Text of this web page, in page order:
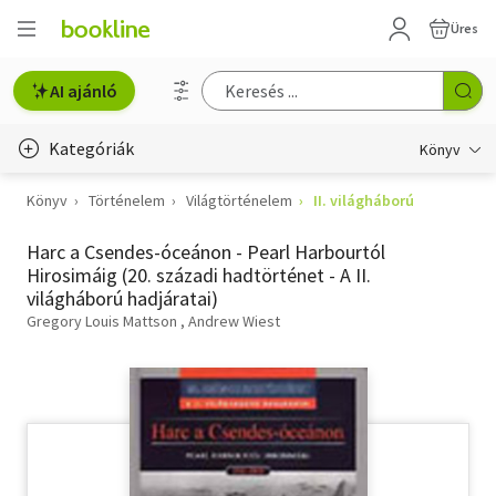
Üres
AI ajánló
Kategóriák Könyv
Életmód, egészség
Erotika
Gyermek- és ifjúsági
Könyv Történelem Világtörténelem II. világháború
Harc a Csendes-óceánon - Pearl Harbourtól
Hirosimáig (20. századi hadtörténet - A II.
világháború hadjáratai)
Gregory Louis Mattson Andrew Wiest